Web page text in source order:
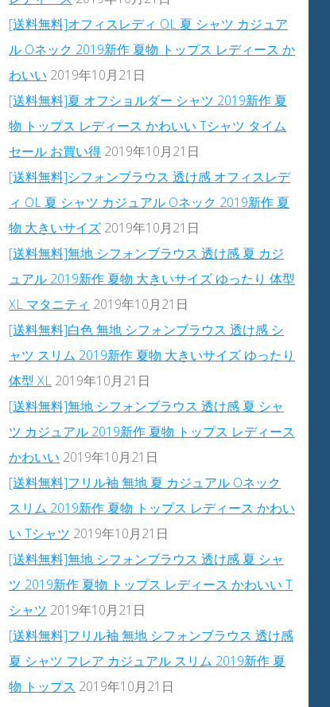
[送料無料]オフィスレディ OL 夏 シャツ カジュア
ル Oネック 2019新作 夏物 トップス レディース か
わいい 2019年10月21日
[送料無料]夏 オフショルダー シャツ 2019新作 夏
物 トップス レディース かわいい Tシャツ タイム
セール お買い得 2019年10月21日
[送料無料]シフォンブラウス 透け感 オフィスレデ
ィ OL 夏 シャツ カジュアル Oネック 2019新作 夏
物 大きいサイズ 2019年10月21日
[送料無料]無地 シフォンブラウス 透け感 夏 カジ
ュアル 2019新作 夏物 大きいサイズ ゆったり 体型
XL マタニティ 2019年10月21日
[送料無料]白色 無地 シフォンブラウス 透け感 シ
ャツ スリム 2019新作 夏物 大きいサイズ ゆったり
体型 XL 2019年10月21日
[送料無料]無地 シフォンブラウス 透け感 夏 シャ
ツ カジュアル 2019新作 夏物 トップス レディース
かわいい 2019年10月21日
[送料無料]フリル袖 無地 夏 カジュアル Oネック
スリム 2019新作 夏物 トップス レディース かわい
い Tシャツ 2019年10月21日
[送料無料]無地 シフォンブラウス 透け感 夏 シャ
ツ 2019新作 夏物 トップス レディース かわいい T
シャツ 2019年10月21日
[送料無料]フリル袖 無地 シフォンブラウス 透け感
夏 シャツ フレア カジュアル スリム 2019新作 夏
物 トップス 2019年10月21日